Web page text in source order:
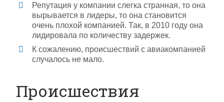
Репутация у компании слегка странная, то она
вырывается в лидеры, то она становится
очень плохой компанией. Так, в 2010 году она
лидировала по количеству задержек.
К сожалению, происшествий с авиакомпанией
случалось не мало.
Происшествия